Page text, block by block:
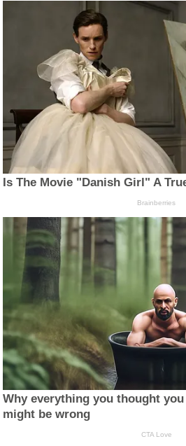
Is The Movie "Danish Girl" A
Brainberries
Why everything you thought
might be wrong
CTA Love